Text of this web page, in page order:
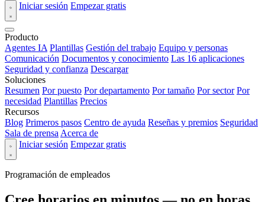
Iniciar sesión Empezar gratis
Producto
Agentes IA Plantillas Gestión del trabajo Equipo y personas
Comunicación Documentos y conocimiento Las 16 aplicaciones
Seguridad y confianza Descargar
Soluciones
Resumen Por puesto Por departamento Por tamaño Por sector Por
necesidad Plantillas Precios
Recursos
Blog Primeros pasos Centro de ayuda Reseñas y premios Seguridad
Sala de prensa Acerca de
Iniciar sesión Empezar gratis
Programación de empleados